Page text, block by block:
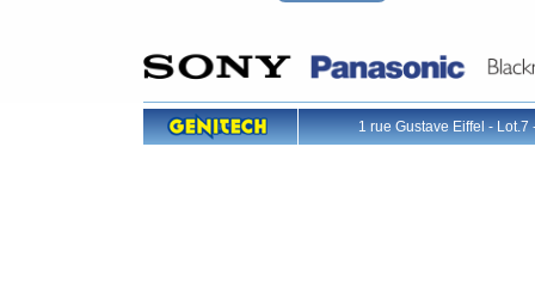
1 rue Gustave Eiffel -